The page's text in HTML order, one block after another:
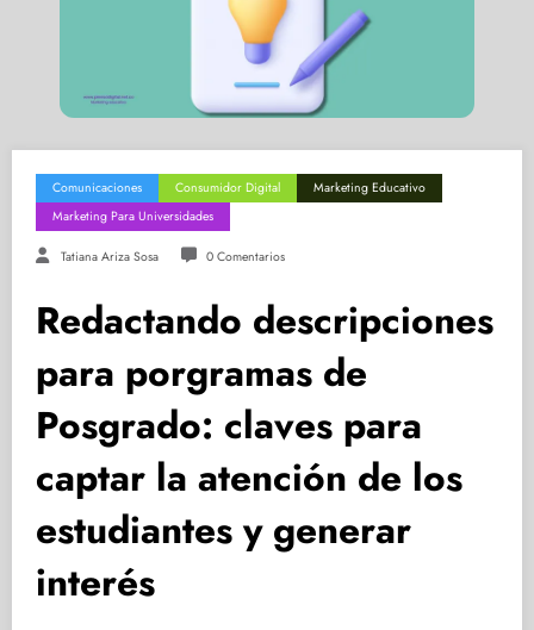
Comunicaciones Consumidor Digital
Marketing Educativo
Marketing Para Universidades
Tatiana Ariza Sosa 0 Comentarios
Redactando descripciones
para porgramas de
Posgrado: claves para
captar la atención de los
estudiantes y generar
interés